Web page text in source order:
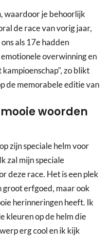
waardoor je behoorlijk
de race van vorig jaar,
als 17e hadden
overwinning en
zo blikt
de memorabele editie van
woorden
zijn speciale helm voor
zal mijn speciale
deze race. Het is een plek
groot erfgoed, maar ook
herinneringen heeft. Ik
kleuren op de helm die
erg cool en ik kijk